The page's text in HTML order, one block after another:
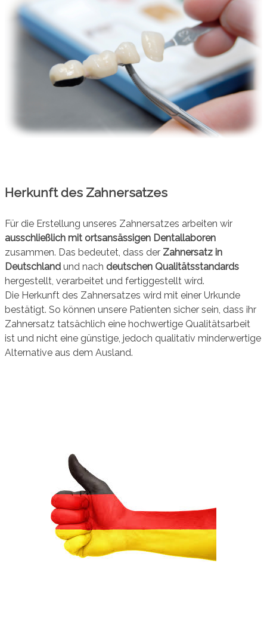
Herkunft des Zahnersatzes
Für die Erstellung unseres Zahnersatzes arbeiten wir
ausschließlich mit ortsansässigen Dentallaboren
zusammen. Das bedeutet, dass der Zahnersatz in
Deutschland und nach deutschen Qualitätsstandards
hergestellt, verarbeitet und fertiggestellt wird.
Die Herkunft des Zahnersatzes wird mit einer Urkunde
bestätigt. So können unsere Patienten sicher sein, dass ihr
Zahnersatz tatsächlich eine hochwertige Qualitätsarbeit
ist und nicht eine günstige, jedoch qualitativ minderwertige
Alternative aus dem Ausland.